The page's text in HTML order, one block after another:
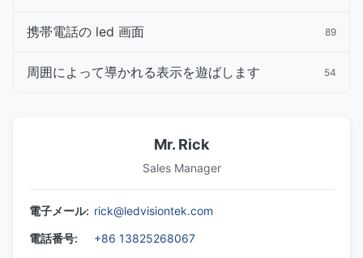
携帯電話の led 画面 89
周囲によって導かれる表示を遊ばします 54
Mr. Rick
Sales Manager
電子メール: rick@ledvisiontek.com
電話番号:
+86 13825268067